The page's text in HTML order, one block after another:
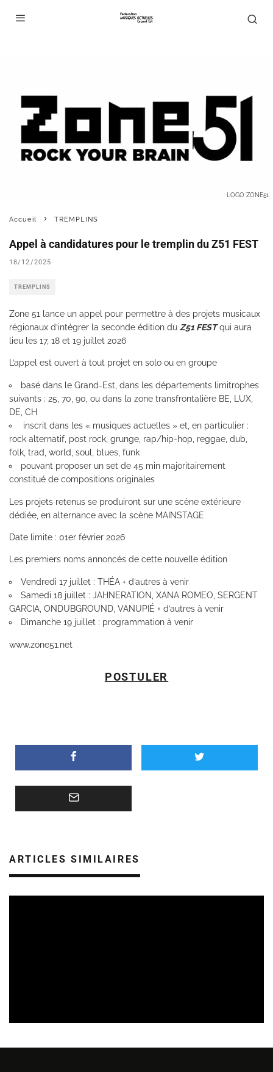
LOGO ZONE51
Accueil TREMPLINS
Appel à candidatures pour le tremplin du Z51 FEST
18/12/2025
TREMPLINS
Zone 51 lance un appel pour permettre à des projets musicaux
régionaux d’intégrer la seconde édition du Z51 FESTqui aura
lieu les 17, 18 et 19 juillet 2026
L’appel est ouvert à tout projet en solo ou en groupe
basé dans le Grand-Est, dans les départements limitrophes
suivants : 25, 70, 90, ou dans la zone transfrontalière BE, LUX,
DE, CH
inscrit dans les « musiques actuelles » et, en particulier :
rock alternatif, post rock, grunge, rap/hip-hop, reggae, dub,
folk, trad, world, soul, blues, funk
pouvant proposer un set de 45 min majoritairement
constitué de compositions originales
Les projets retenus se produiront sur une scène extérieure
dédiée, en alternance avec la scène MAINSTAGE
Date limite : 01er février 2026
Les premiers noms annoncés de cette nouvelle édition
Vendredi 17 juillet : THÉA + d’autres à venir
Samedi 18 juillet : JAHNERATION, XANA ROMEO, SERGENT
GARCIA, ONDUBGROUND, VANUPIÉ + d’autres à venir
Dimanche 19 juillet : programmation à venir
www.zone51.net
POSTULER
ARTICLES SIMILAIRES